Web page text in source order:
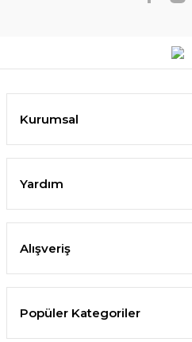
Kurumsal
Yardım
Alışveriş
Popüler Kategoriler